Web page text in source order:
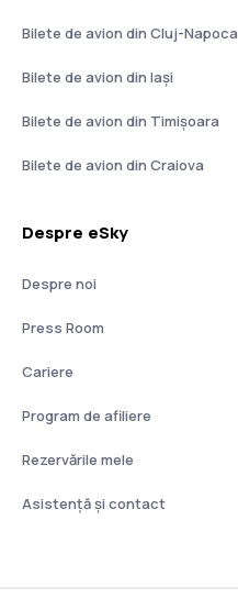
Bilete de avion din Cluj-Napoca
Bilete de avion din Iași
Bilete de avion din Timișoara
Bilete de avion din Craiova
Despre eSky
Despre noi
Press Room
Cariere
Program de afiliere
Rezervările mele
Asistenţă şi contact